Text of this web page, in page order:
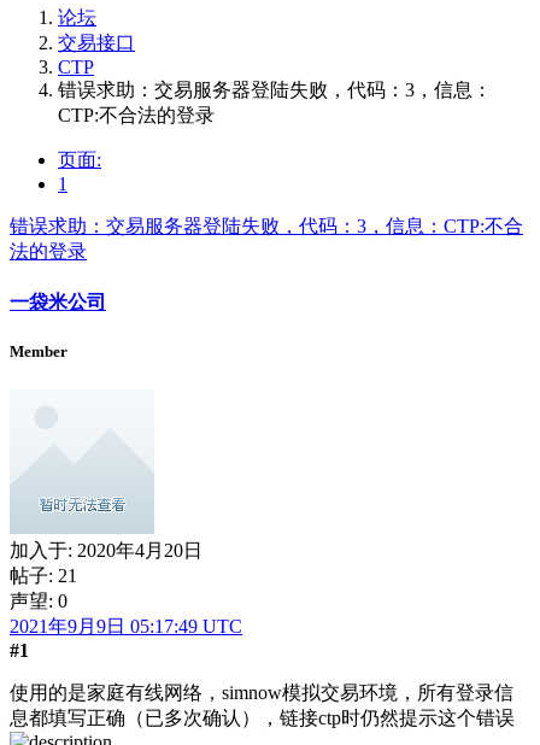
论坛
交易接口
CTP
错误求助：交易服务器登陆失败，代码：3，信息：
CTP:不合法的登录
页面:
1
错误求助：交易服务器登陆失败，代码：3，信息：CTP:不合
法的登录
一袋米公司
Member
加入于: 2020年4月20日
帖子: 21
声望: 0
2021年9月9日 05:17:49 UTC
#1
使用的是家庭有线网络，simnow模拟交易环境，所有登录信
息都填写正确（已多次确认），链接ctp时仍然提示这个错误